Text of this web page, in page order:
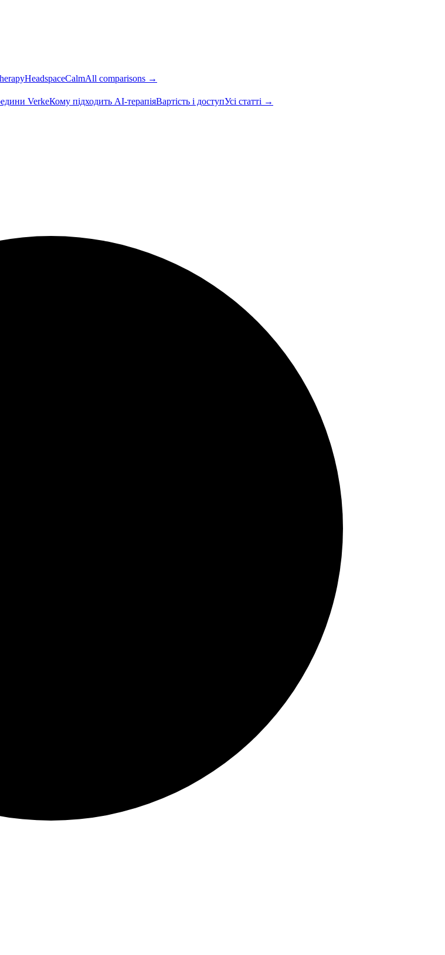
HeadspaceCalmAll comparisons →
VerkeКому підходить AI-терапіяВартість і доступУсі статті →